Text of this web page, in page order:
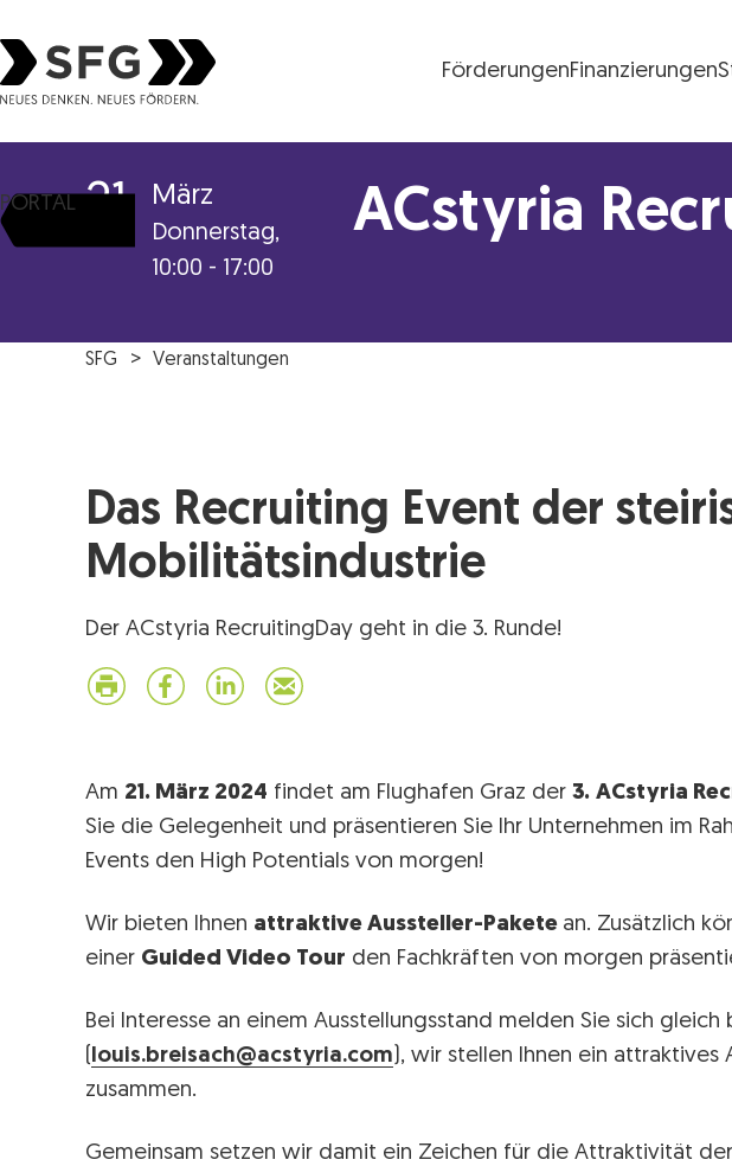
FörderungenFinanzierungen
PORTAL 21 März
Donnerstag,
10:00 - 17:00
ACstyria
SFG Veranstaltungen
Das Recruiting Event der
Mobilitätsindustrie
Der ACstyria RecruitingDay geht in die 3. Runde!
Am 21. März 2024 findet am Flughafen Graz der 3. ACstyria
Sie die Gelegenheit und präsentieren Sie Ihr Unternehmen im
Events den High Potentials von morgen!
Wir bieten Ihnen attraktive Aussteller-Pakete an. Zusätzlich
einer Guided Video Tour den Fachkräften von morgen
Bei Interesse an einem Ausstellungsstand melden Sie sich gleich
(louis.breisach@acstyria.com), wir stellen Ihnen ein attraktives
zusammen.
Gemeinsam setzen wir damit ein Zeichen für die Attraktivität